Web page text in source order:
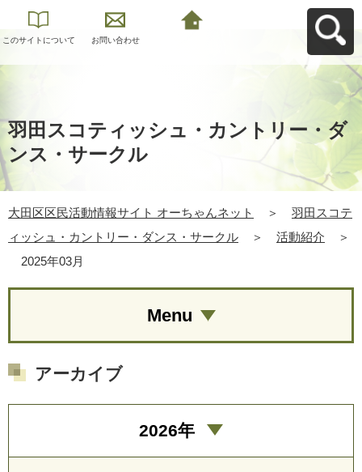
このサイトについて お問い合わせ
羽田スコティッシュ・カントリー・ダ
ンス・サークル
大田区区民活動情報サイト オーちゃんネット ＞
羽田スコテ
ィッシュ・カントリー・ダンス・サークル
＞ 活動紹介
＞
2025年03月
Menu
アーカイブ
2026年